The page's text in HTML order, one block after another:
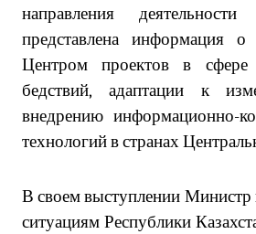
направления
представлена информация о
Центром проектов в сфере
бедствий, адаптации к
внедрению информационно-
технологий в странах
В своем выступлении
ситуациям Республики